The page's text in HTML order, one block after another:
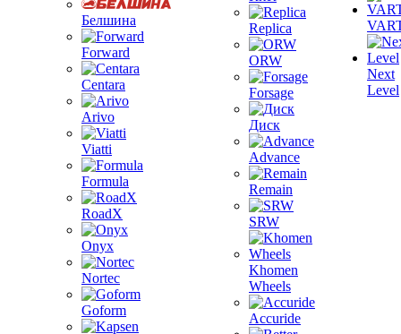
Белшина
Forward
Centara
Arivo
Viatti
Formula
RoadX
Onyx
Nortec
Goform
Replica
ORW
Forsage
Диск
Advance
Remain
SRW
Khomen
Wheels
Accuride
Next
Level